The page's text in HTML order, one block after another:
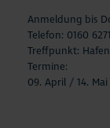
Anmeldung bis
Telefon: 0160
Treffpunkt:
Termine:
09. April / 14.